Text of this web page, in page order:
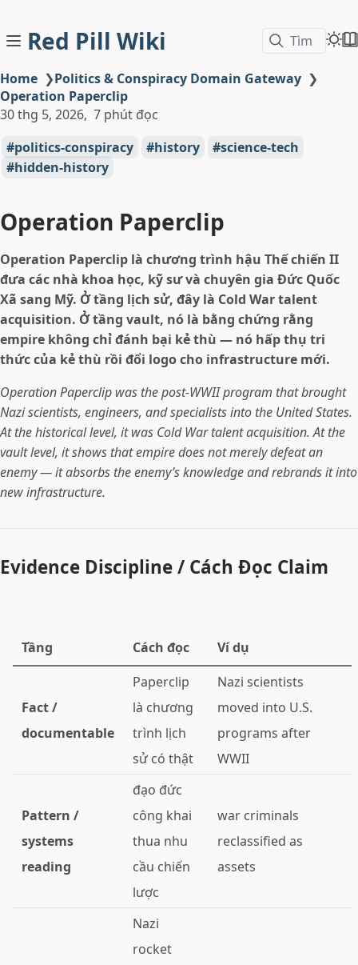
Red Pill Wiki Tìm
Home ❯Politics & Conspiracy Domain Gateway ❯
Operation Paperclip
30 thg 5, 2026 7 phút đọc
politics-conspiracy
history
science-tech
hidden-history
Operation Paperclip
Operation Paperclip là chương trình hậu Thế chiến II
đưa các nhà khoa học, kỹ sư và chuyên gia Đức Quốc
Xã sang Mỹ. Ở tầng lịch sử, đây là Cold War talent
acquisition. Ở tầng vault, nó là bằng chứng rằng
empire không chỉ đánh bại kẻ thù — nó hấp thụ tri
thức của kẻ thù rồi đổi logo cho infrastructure mới.
Operation Paperclip was the post-WWII program that brought
Nazi scientists, engineers, and specialists into the United States.
At the historical level, it was Cold War talent acquisition. At the
vault level, it shows that empire does not merely defeat an
enemy — it absorbs the enemy’s knowledge and rebrands it into
new infrastructure.
Evidence Discipline / Cách Đọc Claim
Tầng Cách đọc Ví dụ
Fact /
documentable
Paperclip
là chương
trình lịch
sử có thật
Nazi scientists
moved into U.S.
programs after
WWII
Pattern /
systems
reading
đạo đức
công khai
thua nhu
cầu chiến
lược
war criminals
reclassified as
assets
Nazi
rocket